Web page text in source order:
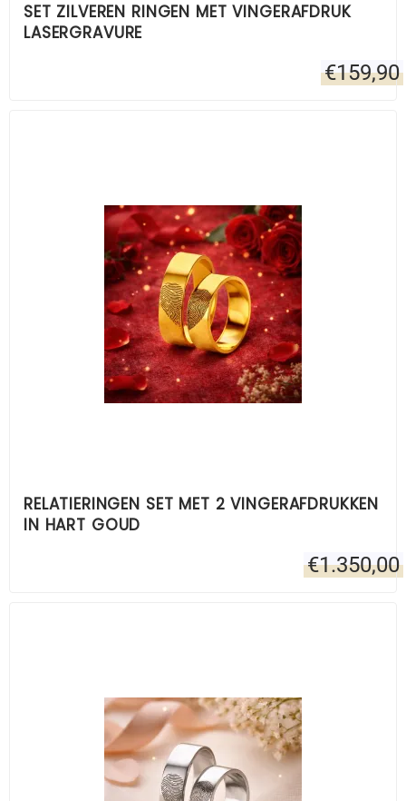
SET ZILVEREN RINGEN MET VINGERAFDRUK
LASERGRAVURE
€159,90
RELATIERINGEN SET MET 2 VINGERAFDRUKKEN
IN HART GOUD
€1.350,00